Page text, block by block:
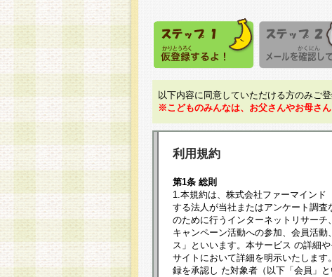
以下内容に同意していただける方のみご登
※こどものみんなは、お父さんやお母さん
利用規約
第1条 総則
1.本規約は、株式会社ファーマイン
する法人が当社またはアンケート調査
のために行うインターネットリサーチ
キャンペーン活動への参加、会員活
ス」といいます。本サービス の詳細
サイトにおいて詳細を明示いたしま
録を承認し た対象者（以下「会員」